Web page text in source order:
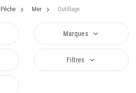
Pêche Mer Outillage
Marques
Filtres